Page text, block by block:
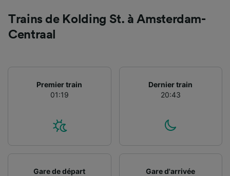
Trains de Kolding St. à Amsterdam-
Centraal
Premier train
01:19
Dernier train
20:43
Gare de départ
Gare d'arrivée